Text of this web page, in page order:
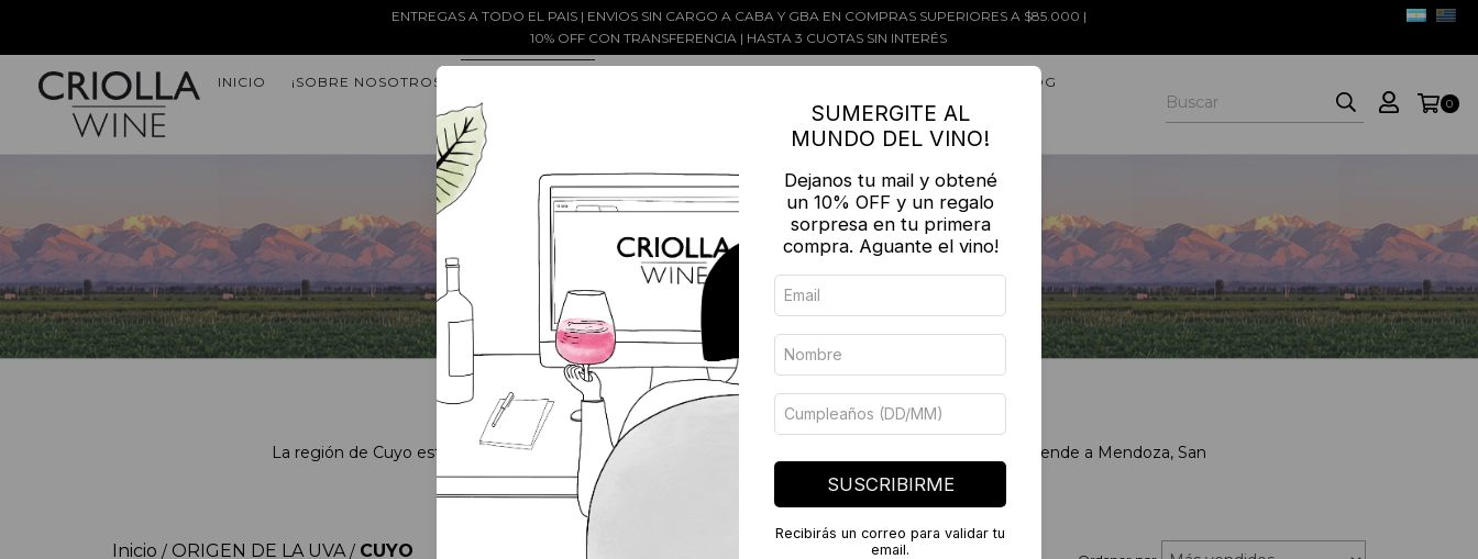
ENTREGAS A TODO EL PAIS | ENVIOS SIN CARGO A CABA Y GBA EN COMPRAS SUPERIORES A $85.000 |
10% OFF CON TRANSFERENCIA | HASTA 3 CUOTAS SIN INTERÉS
INICIO ¡SOBRE NOSOTROS! THE BLOG
0
CUYO
La región de Cuyo está situada en el centro oeste del país, al pie de la Cordillera de los Andes. Comprende a Mendoza, San
Inicio / ORIGEN DE LA UVA / CUYO
SUMERGITE AL
MUNDO DEL VINO!
Dejanos tu mail y obtené
un 10% OFF y un regalo
sorpresa en tu primera
compra. Aguante el vino!
SUSCRIBIRME
Recibirás un correo para validar tu
email.